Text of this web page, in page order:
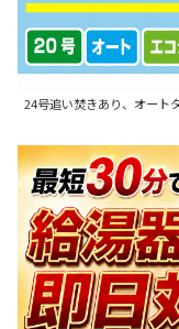
24号追い焚きあり、オート